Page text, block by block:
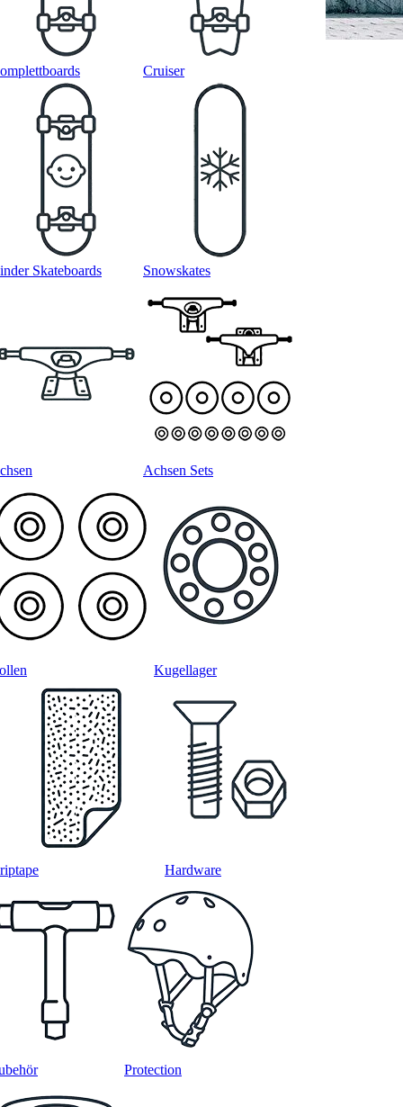
Cruiser
Skateboards Snowskates
Achsen Sets
Kugellager
Hardware
Protection